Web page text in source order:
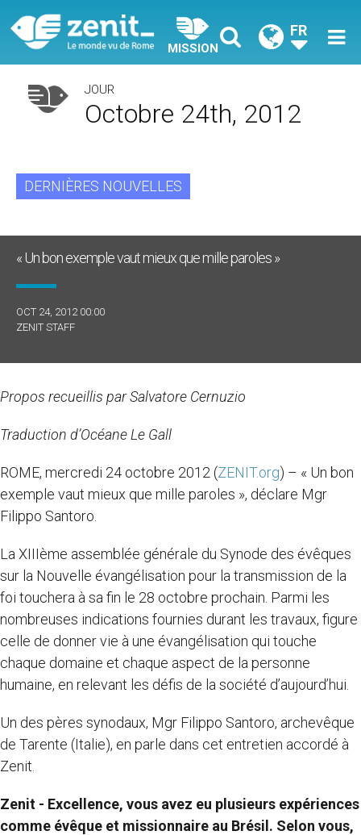
MISSION
FR
JOUR
Octobre 24th, 2012
DERNIÈRES NOUVELLES
« Un bon exemple vaut mieux que mille paroles »
OCT 24, 2012 00:00
ZENIT STAFF
Propos recueillis par Salvatore Cernuzio
Traduction d’Océane Le Gall
ROME, mercredi 24 octobre 2012 (ZENIT.org) – « Un bon
exemple vaut mieux que mille paroles », déclare Mgr
Filippo Santoro.
La XIIIème assemblée générale du Synode des évêques
sur la Nouvelle évangélisation pour la transmission de la
foi touchera à sa fin le 28 octobre prochain. Parmi les
nombreuses indications fournies durant les travaux, figure
celle de donner vie à une évangélisation qui touche
chaque domaine et chaque aspect de la personne
humaine, en relevant les défis de la société d’aujourd’hui.
Un des pères synodaux, Mgr Filippo Santoro, archevêque
de Tarente (Italie), en parle dans cet entretien accordé à
Zenit.
Zenit - Excellence, vous avez eu plusieurs expériences
comme évêque et missionnaire au Brésil. Selon vous,